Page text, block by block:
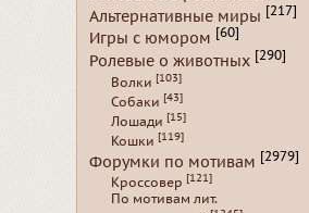
Альтернативные миры [217]
Игры с юмором [60]
Ролевые о животных [290]
Волки [103]
Собаки [43]
Лошади [15]
Кошки [119]
Форумки по мотивам [2979]
Кроссовер [121]
По мотивам лит.